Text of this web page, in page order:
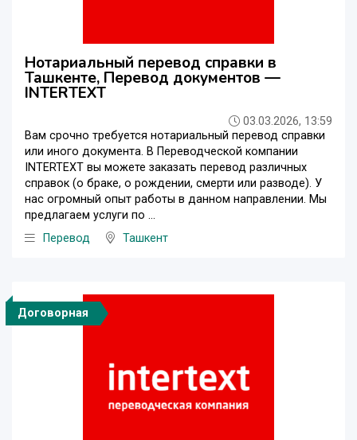
Нотариальный перевод справки в
Ташкенте, Перевод документов —
INTERTEXT
03.03.2026, 13:59
Вам срочно требуется нотариальный перевод справки
или иного документа. В Переводческой компании
INTERTEXT вы можете заказать перевод различных
справок (о браке, о рождении, смерти или разводе). У
нас огромный опыт работы в данном направлении. Мы
предлагаем услуги по ...
Перевод
Ташкент
Договорная